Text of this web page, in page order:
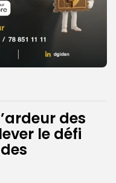
des
le défi